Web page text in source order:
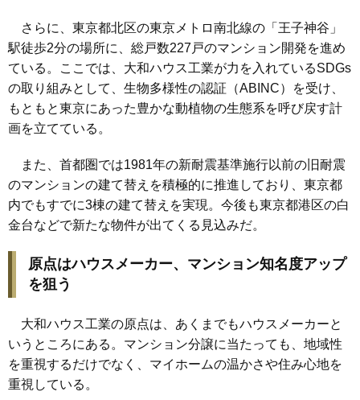
さらに、東京都北区の東京メトロ南北線の「王子神谷」
駅徒歩2分の場所に、総戸数227戸のマンション開発を進め
ている。ここでは、大和ハウス工業が力を入れているSDGs
の取り組みとして、生物多様性の認証（ABINC）を受け、
もともと東京にあった豊かな動植物の生態系を呼び戻す計
画を立てている。
また、首都圏では1981年の新耐震基準施行以前の旧耐震
のマンションの建て替えを積極的に推進しており、東京都
内でもすでに3棟の建て替えを実現。今後も東京都港区の白
金台などで新たな物件が出てくる見込みだ。
原点はハウスメーカー、マンション知名度アップ
を狙う
大和ハウス工業の原点は、あくまでもハウスメーカーと
いうところにある。マンション分譲に当たっても、地域性
を重視するだけでなく、マイホームの温かさや住み心地を
重視している。